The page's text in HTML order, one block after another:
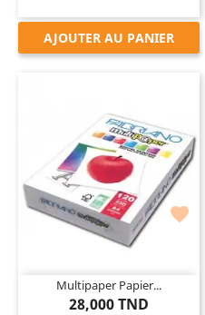
AJOUTER AU PANIER

Multipaper Papier...
28,000 TND